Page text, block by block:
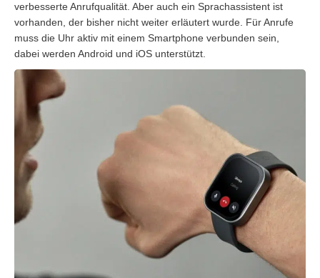
verbesserte Anrufqualität. Aber auch ein Sprachassistent ist
vorhanden, der bisher nicht weiter erläutert wurde. Für Anrufe
muss die Uhr aktiv mit einem Smartphone verbunden sein,
dabei werden Android und iOS unterstützt.